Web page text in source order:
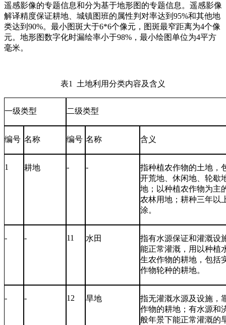
遥感影像的专题信息和分为基于地形图的专题信息。遥感影像
解译精度保证耕地、城镇图班的属性判对率达到 95%和其他地
类达到 90%。最小图斑大于6*6个像元，图斑最窄距离为4个像
元。地形图数字化时漏绘率小于98% ，最小绘图单位为4平方
毫米。
表1 土地利用分类内容及含义
一级类型 二级类型
编号 名称 编号 名称 含义
1 耕地 - -
指种植农作物的土地，
开荒地、休闲地、轮歇
地；以种植农作物为主
农林用地；耕种三年以
涂。
- - 11 水田
指有水源保证和灌溉设
能正常灌溉，用以种植
生农作物的耕地，包括
作物轮种的耕地。
- - 12 旱地
指无灌溉水源及设施，
作物的耕地；有水源和
般年景下能正常灌溉的